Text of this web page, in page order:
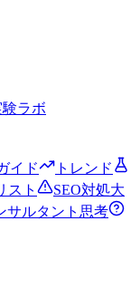
ラボ
イド
トレンド
スト
SEO対処大
サルタント思考